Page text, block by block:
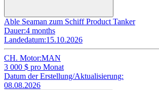
Able Seaman zum Schiff Product Tanker
Dauer:4 months
Landedatum:15.10.2026
CH. Motor:MAN
3 000 $ pro Monat
Datum der Erstellung/Aktualisierung:
08.08.2026